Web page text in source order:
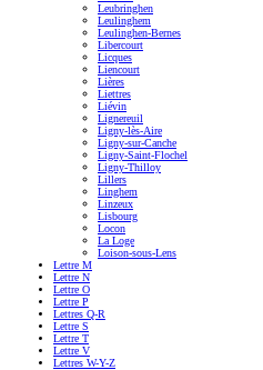
Leubringhen
Leulinghem
Leulinghen-Bernes
Libercourt
Licques
Liencourt
Lières
Liettres
Liévin
Lignereuil
Ligny-lès-Aire
Ligny-sur-Canche
Ligny-Saint-Flochel
Ligny-Thilloy
Lillers
Linghem
Linzeux
Lisbourg
Locon
La Loge
Loison-sous-Lens
Lettre M
Lettre N
Lettre O
Lettre P
Lettres Q-R
Lettre S
Lettre T
Lettre V
Lettres W-Y-Z